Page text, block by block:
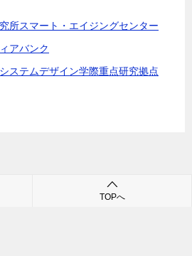
所スマート・エイジングセンター
アバンク
ステムデザイン学際重点研究拠点
ネス・シニア市場・高齢社会の未来が
TOPへ